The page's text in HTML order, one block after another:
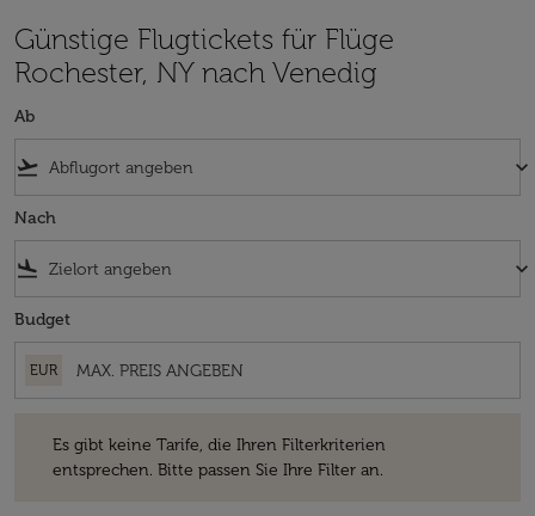
Günstige Flugtickets für Flüge
Rochester, NY nach Venedig
Ab
flight_takeoff keyboard_arrow_down
Nach
flight_land keyboard_arrow_down
Budget
EUR
Es gibt keine Tarife, die Ihren Filterkriterien
entsprechen. Bitte passen Sie Ihre Filter an.